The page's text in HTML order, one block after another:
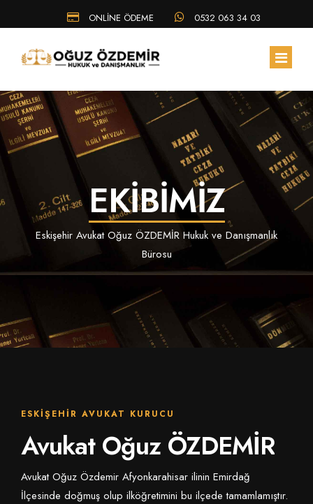
ONLİNE ÖDEME 0532 063 34 03
ANA SAYFA
HAKKIMIZDA
ÇALIŞMA ALANLARIMIZ
İLETIŞIM
EKİBİMİZ
Eskişehir Avukat Oğuz ÖZDEMİR Hukuk ve Danışmanlık
Bürosu
ESKIŞEHIR AVUKAT KURUCU
Avukat Oğuz ÖZDEMİR
Avukat Oğuz Özdemir Afyonkarahisar ilinin Emirdağ
İlçesinde doğmuş olup ilköğretimini bu ilçede tamamlamıştır.